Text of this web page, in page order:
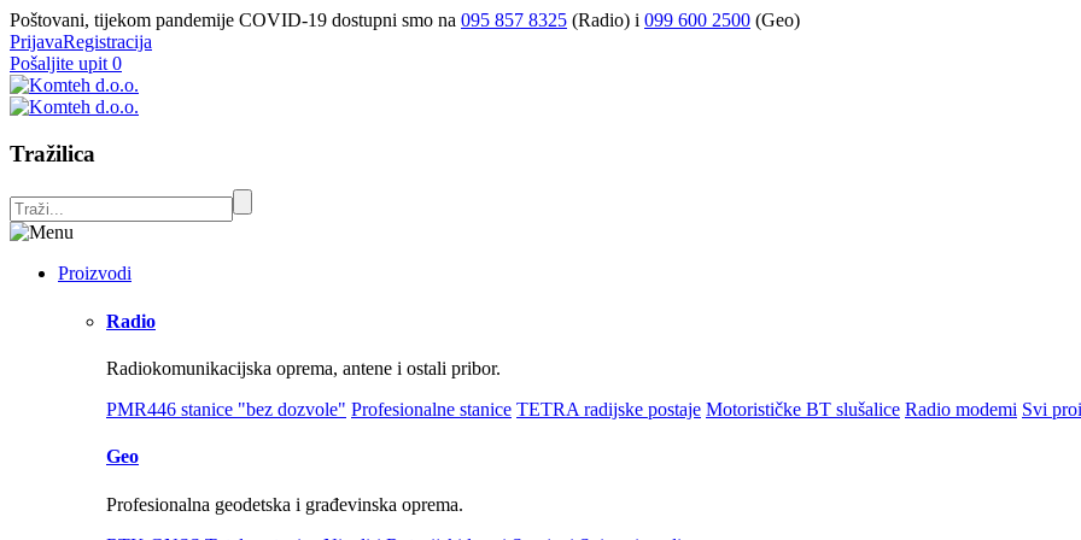
Poštovani, tijekom pandemije COVID-19 dostupni smo na 095 857 8325 (Radio) i 099 600 2500 (Geo)
PrijavaRegistracija
Pošaljite upit 0
Tražilica
Proizvodi
Radio
Radiokomunikacijska oprema, antene i ostali pribor.
PMR446 stanice "bez dozvole" Profesionalne stanice TETRA radijske postaje Motorističke BT slušalice Radio modemi Svi
Geo
Profesionalna geodetska i građevinska oprema.